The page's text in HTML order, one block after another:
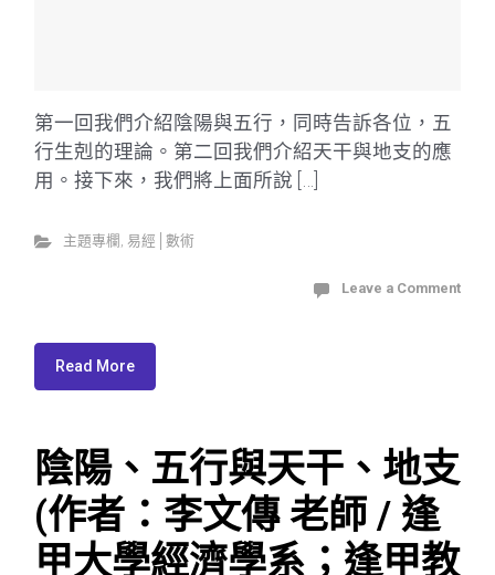
第一回我們介紹陰陽與五行，同時告訴各位，五
行生剋的理論。第二回我們介紹天干與地支的應
用。接下來，我們將上面所說 […]
主題專欄 , 易經│數術
Leave a Comment
Read More
陰陽、五行與天干、地支
(作者：李文傳 老師 / 逢
甲大學經濟學系；逢甲教